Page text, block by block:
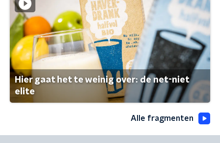
Hier gaat het te weinig over: de net-niet
elite
Alle fragmenten